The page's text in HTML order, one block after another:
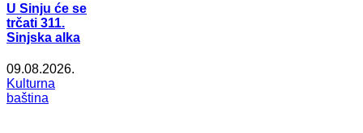
U Sinju će se
trčati 311.
Sinjska alka
09.08.2026.
Kulturna
baština